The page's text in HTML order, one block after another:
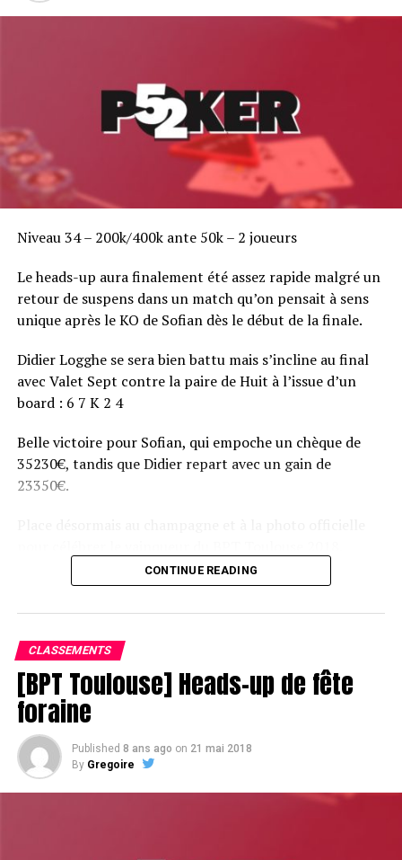
Niveau 34 – 200k/400k ante 50k – 2 joueurs
Le heads-up aura finalement été assez rapide malgré un
retour de suspens dans un match qu’on pensait à sens
unique après le KO de Sofian dès le début de la finale.
Didier Logghe se sera bien battu mais s’incline au final
avec Valet Sept contre la paire de Huit à l’issue d’un
board : 6 7 K 2 4
Belle victoire pour Sofian, qui empoche un chèque de
35230€, tandis que Didier repart avec un gain de
23350€.
CONTINUE READING
CLASSEMENTS
[BPT Toulouse] Heads-up de fête
foraine
Published 8 ans ago on 21 mai 2018
By Gregoire